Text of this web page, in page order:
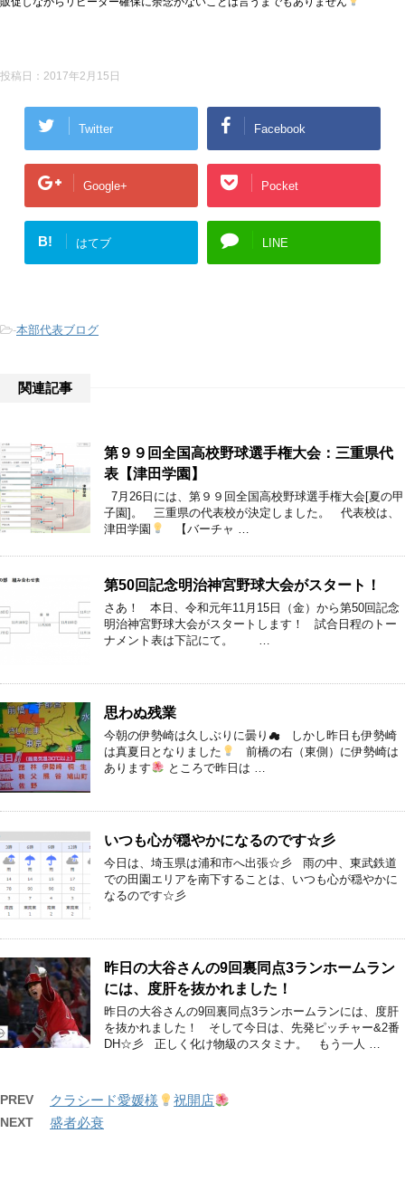
投稿日： 2017年2月15日
Twitter Facebook
Google+ Pocket
B! はてブ LINE
-本部代表ブログ
関連記事
第９９回全国高校野球選手権大会：三重県代
表【津田学園】
7月26日には、第９９回全国高校野球選手権大会[夏の甲
子園]。 三重県の代表校が決定しました。 代表校は、
津田学園
【バーチャ …
第50回記念明治神宮野球大会がスタート！
さあ！ 本日、令和元年11月15日（金）から第50回記念
明治神宮野球大会がスタートします！ 試合日程のトー
ナメント表は下記にて。 …
思わぬ残業
今朝の伊勢崎は久しぶりに曇り☁ しかし昨日も伊勢崎
は真夏日となりました
前橋の右（東側）に伊勢崎は
あります
ところで昨日は …
いつも心が穏やかになるのです☆彡
今日は、埼玉県は浦和市へ出張☆彡 雨の中、東武鉄道
での田園エリアを南下することは、いつも心が穏やかに
なるのです☆彡
昨日の大谷さんの9回裏同点3ランホームラン
には、度肝を抜かれました！
昨日の大谷さんの9回裏同点3ランホームランには、度肝
を抜かれました！ そして今日は、先発ピッチャー&2番
DH☆彡 正しく化け物級のスタミナ。 もう一人 …
PREV クラシード愛媛様 祝開店
NEXT 盛者必衰